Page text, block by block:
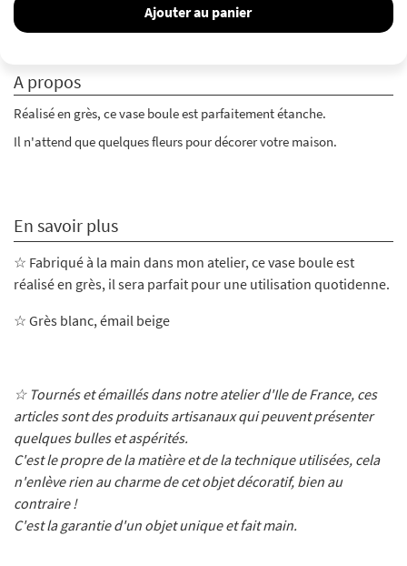
Ajouter au panier
A propos
Réalisé en grès, ce vase boule est parfaitement étanche.
Il n'attend que quelques fleurs pour décorer votre maison.
En savoir plus
☆ Fabriqué à la main dans mon atelier, ce vase bouleest
réalisé en grès, il sera parfait pour une utilisation quotidenne.
☆ Grès blanc, émail beige
☆ Tournés et émaillés dans notre atelier d'Ile de France, ces
articles sont des produits artisanaux qui peuvent présenter
quelques bulles et aspérités.
C'est le propre de la matière et de la technique utilisées, cela
n'enlève rien au charme de cet objet décoratif, bien au
contraire !
C'est la garantie d'un objet unique et fait main.